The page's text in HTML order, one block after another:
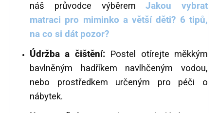
náš průvodce výběremJakou vybrat
matraci pro miminko a větší děti? 6 tipů,
na co si dát pozor?
Údržba a čištění:Postel otírejte měkkým
bavlněným hadříkem navlhčeným vodou,
nebo prostředkem určeným pro péči o
nábytek.